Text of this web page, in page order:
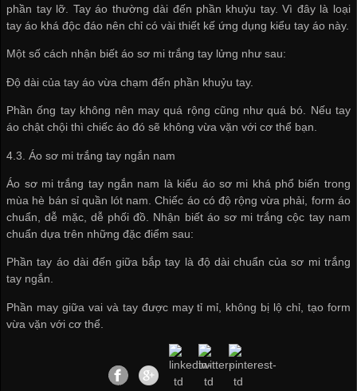
phần tay lỡ. Tay áo thường dài đến phần khuỷu tay. Vì đây là loại
tay áo khá độc đáo nên chỉ có vài thiết kế ứng dụng kiểu tay áo này.
Một số cách nhận biết áo sơ mi trắng tay lửng như sau:
Độ dài của tay áo vừa chạm đến phần khuỷu tay.
Phần ống tay không nên may quá rộng cũng như quá bó. Nếu tay
áo chật chội thì chiếc áo đó sẽ không vừa vặn với cơ thể bạn.
4.3. Áo sơ mi trắng tay ngắn nam
Áo sơ mi trắng tay ngắn nam là kiểu áo sơ mi khá phổ biến trong
mùa hè bán sỉ quần lót nam . Chiếc áo có độ rộng vừa phải, form áo
chuẩn, dễ mặc, dễ phối đồ. Nhận biết áo sơ mi trắng cộc tay nam
chuẩn dựa trên những đặc điểm sau:
Phần tay áo dài đến giữa bắp tay là độ dài chuẩn của sơ mi trắng
tay ngắn.
Phần may giữa vai và tay được may tỉ mỉ, không bị lộ chỉ, tạo form
vừa vặn với cơ thể.